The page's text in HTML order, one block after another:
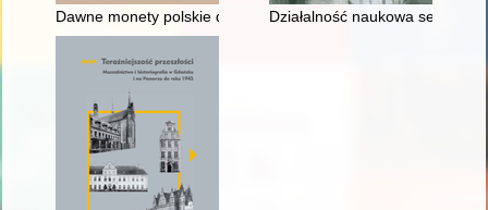
Dawne monety polskie dynastyi Piastów i Jagiellonów. Cz. 2
Działalność naukowa